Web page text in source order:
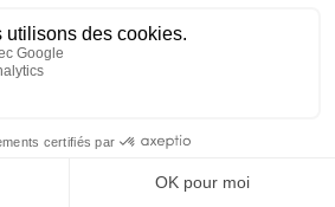
Mort de Quentin Deranque à Lyon :
07/08/26
Départs en vacances : un week-end